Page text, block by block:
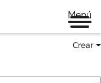
Menú
Crear